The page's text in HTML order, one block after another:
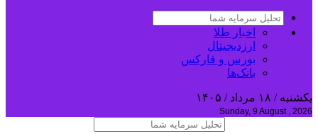
اخبار طلا
ارزدیجیتال
بورس و فارکس
بانک‌ها
یکشنبه / ۱۸ مرداد / ۱۴۰۵
Sunday, 9 August , 2026